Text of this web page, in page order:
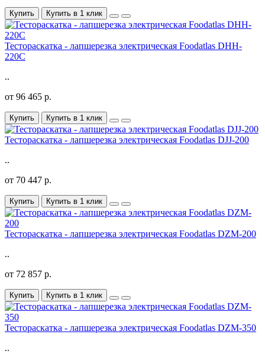
Купить Купить в 1 клик
Тестораскатка - лапшерезка электрическая Foodatlas DHH-
220C
..
от 96 465 р.
Купить Купить в 1 клик
Тестораскатка - лапшерезка электрическая Foodatlas DJJ-200
..
от 70 447 р.
Купить Купить в 1 клик
Тестораскатка - лапшерезка электрическая Foodatlas DZM-200
..
от 72 857 р.
Купить Купить в 1 клик
Тестораскатка - лапшерезка электрическая Foodatlas DZM-350
..